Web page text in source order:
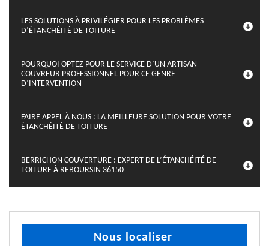
LES SOLUTIONS À PRIVILÉGIER POUR LES PROBLÈMES
D’ÉTANCHÉITÉ DE TOITURE
POURQUOI OPTEZ POUR LE SERVICE D’UN ARTISAN
COUVREUR PROFESSIONNEL POUR CE GENRE
D’INTERVENTION
FAIRE APPEL À NOUS : LA MEILLEURE SOLUTION POUR VOTRE
ÉTANCHÉITÉ DE TOITURE
BERRICHON COUVERTURE : EXPERT DE L’ÉTANCHÉITÉ DE
TOITURE À REBOURSIN 36150
Nous localiser